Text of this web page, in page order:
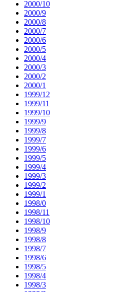
2000/10
2000/9
2000/8
2000/7
2000/6
2000/5
2000/4
2000/3
2000/2
2000/1
1999/12
1999/11
1999/10
1999/9
1999/8
1999/7
1999/6
1999/5
1999/4
1999/3
1999/2
1999/1
1998/0
1998/11
1998/10
1998/9
1998/8
1998/7
1998/6
1998/5
1998/4
1998/3